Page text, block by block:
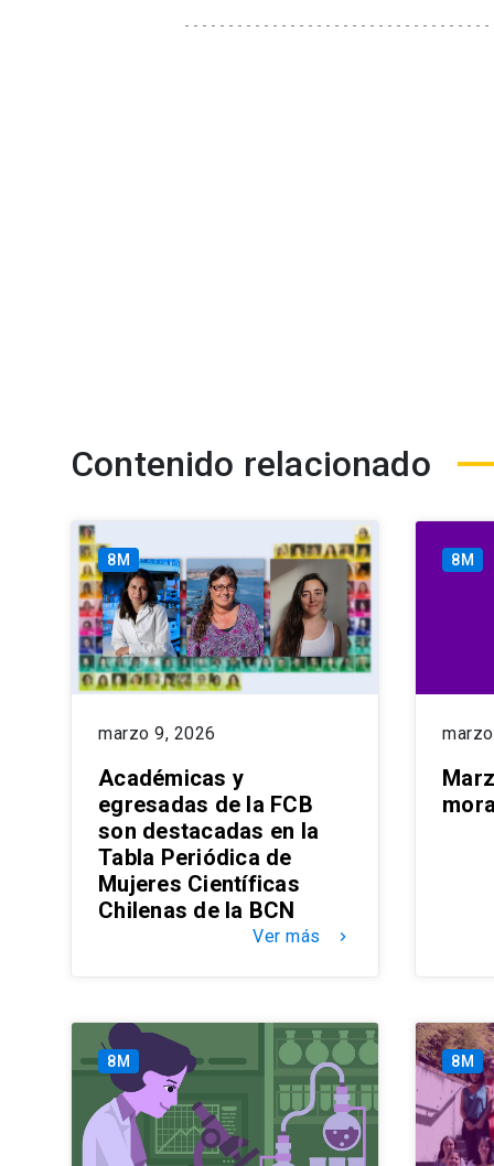
Contenido relacionado
8M
marzo 9, 2026
Académicas y
egresadas de la FCB
son destacadas en la
Tabla Periódica de
Mujeres Científicas
Chilenas de la BCN
Ver más keyboard_arrow_right
8M
8M 8M